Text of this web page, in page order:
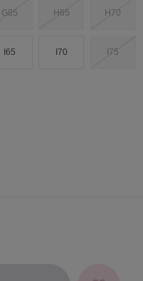
G85 H65 H70
I65 I70 I75